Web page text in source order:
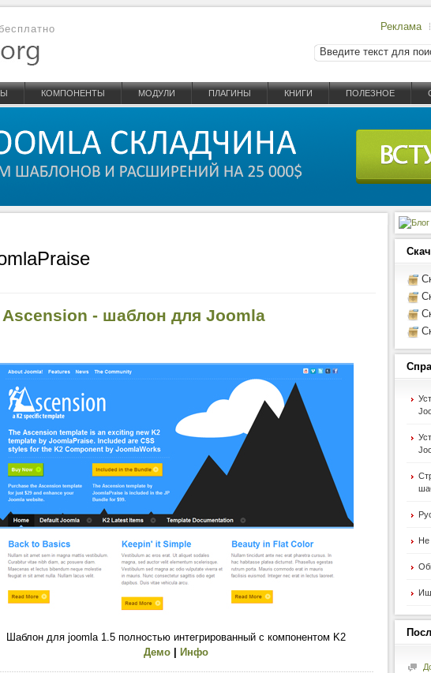
Реклама
КОМПОНЕНТЫ МОДУЛИ ПЛАГИНЫ КНИГИ ПОЛЕЗНОЕ
Ascension - шаблон для Joomla
Шаблон для joomla 1.5 полностью интегрированный с компонентом K2
Демо| Инфо
Не